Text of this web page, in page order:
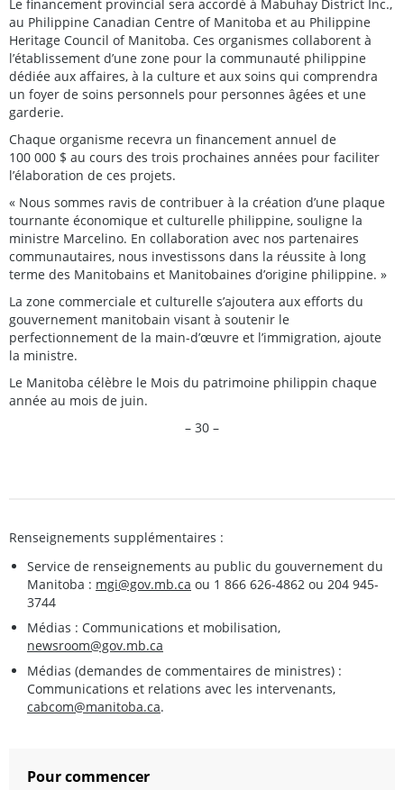
Le financement provincial sera accordé à Mabuhay District Inc.,
au Philippine Canadian Centre of Manitoba et au Philippine
Heritage Council of Manitoba. Ces organismes collaborent à
l’établissement d’une zone pour la communauté philippine
dédiée aux affaires, à la culture et aux soins qui comprendra
un foyer de soins personnels pour personnes âgées et une
garderie.
Chaque organisme recevra un financement annuel de
100 000 $ au cours des trois prochaines années pour faciliter
l’élaboration de ces projets.
« Nous sommes ravis de contribuer à la création d’une plaque
tournante économique et culturelle philippine, souligne la
ministre Marcelino. En collaboration avec nos partenaires
communautaires, nous investissons dans la réussite à long
terme des Manitobains et Manitobaines d’origine philippine. »
La zone commerciale et culturelle s’ajoutera aux efforts du
gouvernement manitobain visant à soutenir le
perfectionnement de la main-d’œuvre et l’immigration, ajoute
la ministre.
Le Manitoba célèbre le Mois du patrimoine philippin chaque
année au mois de juin.
– 30 –
Renseignements supplémentaires :
Service de renseignements au public du gouvernement du
Manitoba : mgi@gov.mb.ca ou 1 866 626-4862 ou 204 945-
3744
Médias : Communications et mobilisation,
newsroom@gov.mb.ca
Médias (demandes de commentaires de ministres) :
Communications et relations avec les intervenants,
cabcom@manitoba.ca.
Pour commencer